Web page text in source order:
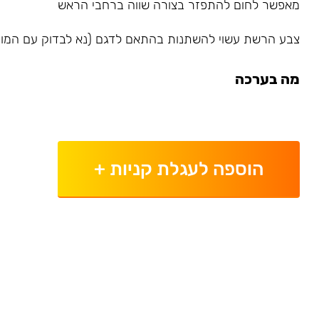
מאפשר לחום להתפזר בצורה שווה ברחבי הראש
צבע הרשת עשוי להשתנות בהתאם לדגם (נא לבדוק עם
מה בערכה
הוספה לעגלת קניות +